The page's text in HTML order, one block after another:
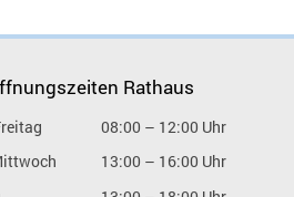
Rathaus
08:00 – 12:00 Uhr
13:00 – 16:00 Uhr